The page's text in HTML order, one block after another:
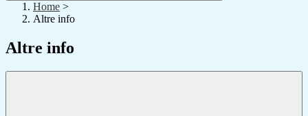
Home >
Altre info
Altre info